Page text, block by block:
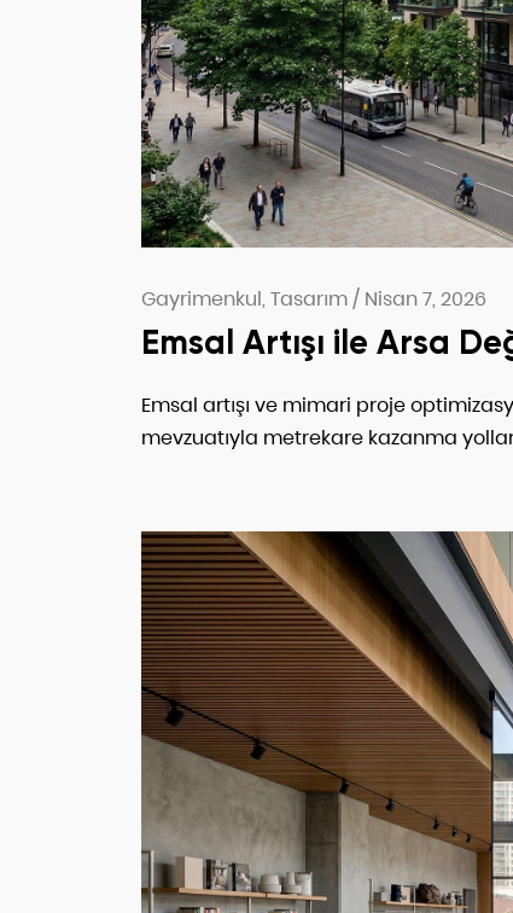
Gayrimenkul, Tasarım/ Nisan 7, 2026
Emsal Artışı ile Arsa
Emsal artışı ve mimari proje
mevzuatıyla metrekare kazanma